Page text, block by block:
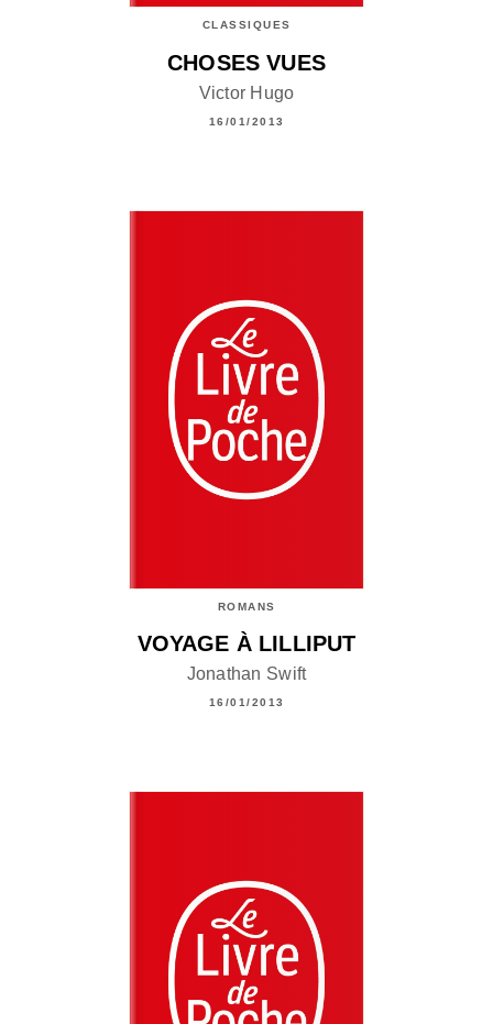
CLASSIQUES
CHOSES VUES
Victor Hugo
16/01/2013
ROMANS
VOYAGE À LILLIPUT
Jonathan Swift
16/01/2013